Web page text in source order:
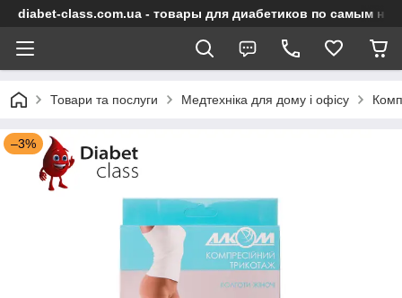
diabet-class.com.ua - товары для диабетиков по самым
Товари та послуги Медтехніка для дому і офісу
–3%